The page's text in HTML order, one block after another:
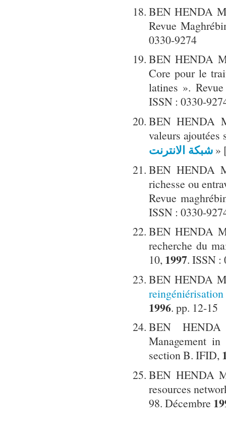
BEN HENDA
Revue
0330-9274
BEN HENDA
Core pour le
latines ».
ISSN : 0330-
BEN HENDA
valeurs
شبكة الانترنت »
BEN HENDA
richesse ou
Revue
ISSN : 0330-
BEN HENDA
recherche du
10, 1997. ISSN :
BEN HENDA
1996. pp. 12-15
BEN HENDA
Management
section B. IFID,
BEN HENDA
resources
98. Décembre